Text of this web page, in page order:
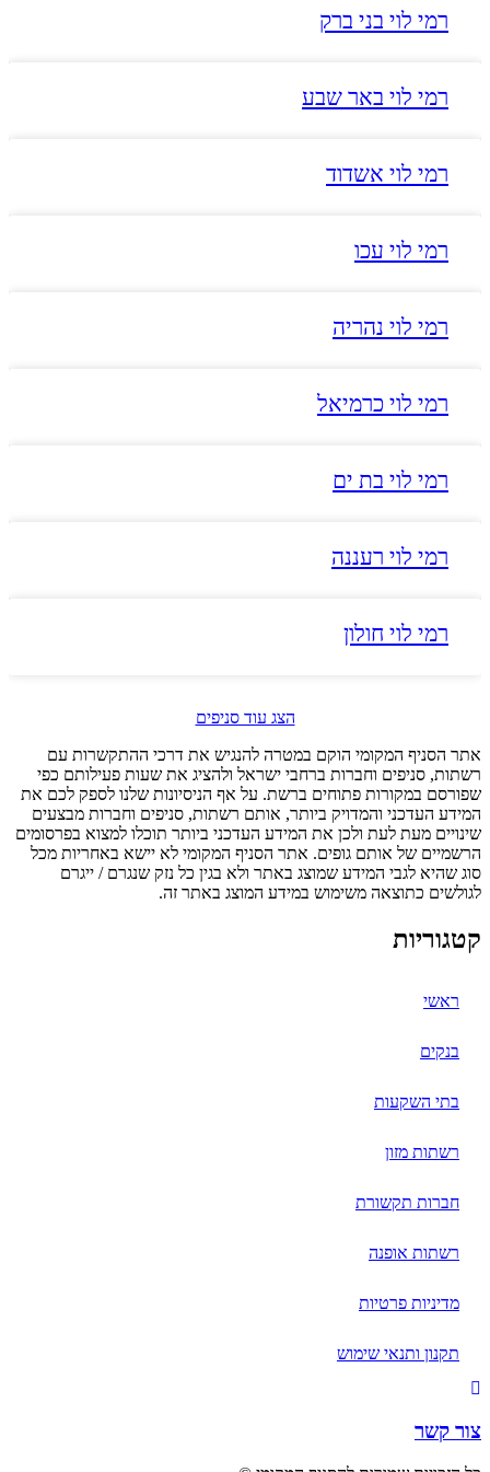
רמי לוי בני ברק
רמי לוי באר שבע
רמי לוי אשדוד
רמי לוי עכו
רמי לוי נהריה
רמי לוי כרמיאל
רמי לוי בת ים
רמי לוי רעננה
רמי לוי חולון
הצג עוד סניפים
אתר הסניף המקומי הוקם במטרה להנגיש את דרכי ההתקשרות עם
רשתות, סניפים וחברות ברחבי ישראל ולהציג את שעות פעילותם כפי
שפורסם במקורות פתוחים ברשת. על אף הניסיונות שלנו לספק לכם את
המידע העדכני והמדויק ביותר, אותם רשתות, סניפים וחברות מבצעים
שינויים מעת לעת ולכן את המידע העדכני ביותר תוכלו למצוא בפרסומים
הרשמיים של אותם גופים. אתר הסניף המקומי לא יישא באחריות מכל
סוג שהיא לגבי המידע שמוצג באתר ולא בגין כל נזק שנגרם / ייגרם
לגולשים כתוצאה משימוש במידע המוצג באתר זה.
קטגוריות
ראשי
בנקים
בתי השקעות
רשתות מזון
חברות תקשורת
רשתות אופנה
מדיניות פרטיות
תקנון ותנאי שימוש
צור קשר